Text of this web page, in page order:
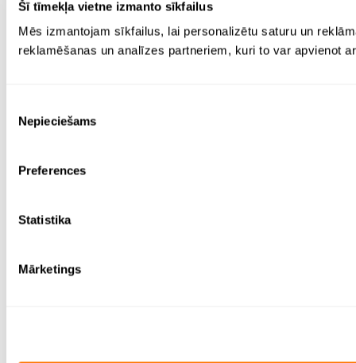
Šī tīmekļa vietne izmanto sīkfailus
Mēs izmantojam sīkfailus, lai personalizētu saturu un
reklamēšanas un analīzes partneriem, kuri to var apvienot
izvēle
Nepieciešams
Preferences
Statistika
Mārketings